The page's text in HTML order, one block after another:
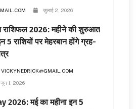
जुलाई 2, 2026
राशिफल 2026: महीने की शुरुआत
5 राशियों पर मेहरबान होंगे ग्रह-
VICKYNEDRICK@GMAIL.COM
जून 1, 2026
2026: मई का महीना इन 5